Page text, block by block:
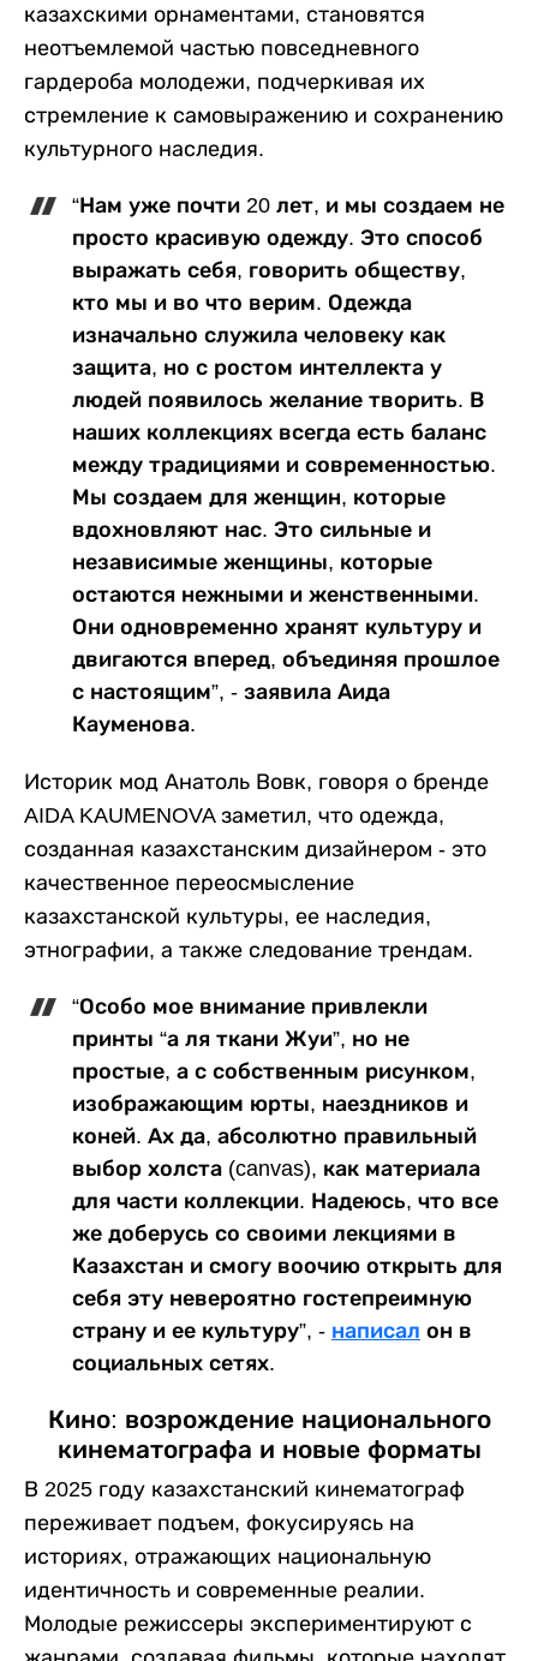
казахскими орнаментами, становятся
неотъемлемой частью повседневного
гардероба молодежи, подчеркивая их
стремление к самовыражению и сохранению
культурного наследия.
“Нам уже почти 20 лет, и мы создаем не
просто красивую одежду. Это способ
выражать себя, говорить обществу,
кто мы и во что верим. Одежда
изначально служила человеку как
защита, но с ростом интеллекта у
людей появилось желание творить. В
наших коллекциях всегда есть баланс
между традициями и современностью.
Мы создаем для женщин, которые
вдохновляют нас. Это сильные и
независимые женщины, которые
остаются нежными и женственными.
Они одновременно хранят культуру и
двигаются вперед, объединяя прошлое
с настоящим”, - заявила Аида
Кауменова.
Историк мод Анатоль Вовк, говоря о бренде
AIDA KAUMENOVA заметил, что одежда,
созданная казахстанским дизайнером - это
качественное переосмысление
казахстанской культуры, ее наследия,
этнографии, а также следование трендам.
“Особо мое внимание привлекли
принты “а ля ткани Жуи”, но не
простые, а с собственным рисунком,
изображающим юрты, наездников и
коней. Ах да, абсолютно правильный
выбор холста (canvas), как материала
для части коллекции. Надеюсь, что все
же доберусь со своими лекциями в
Казахстан и смогу воочию открыть для
себя эту невероятно гостепреимную
страну и ее культуру”, - написал он в
социальных сетях.
Кино: возрождение национального
кинематографа и новые форматы
В 2025 году казахстанский кинематограф
переживает подъем, фокусируясь на
историях, отражающих национальную
идентичность и современные реалии.
Молодые режиссеры экспериментируют с